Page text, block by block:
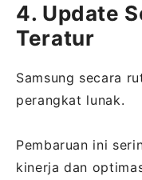
4. Update
Teratur
Samsung secara
perangkat lunak.
Pembaruan ini
kinerja dan